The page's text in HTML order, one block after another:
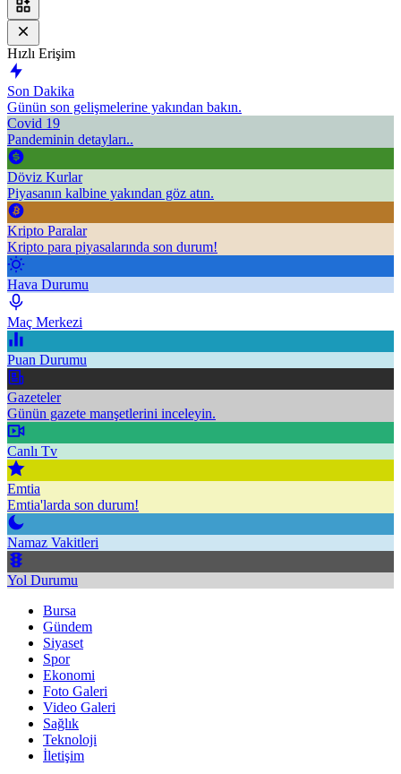
Hızlı Erişim
Son Dakika
Günün son gelişmelerine yakından bakın.
Covid 19
Pandeminin detayları..
Döviz Kurlar
Piyasanın kalbine yakından göz atın.
Kripto Paralar
Kripto para piyasalarında son durum!
Hava Durumu
Maç Merkezi
Puan Durumu
Gazeteler
Günün gazete manşetlerini inceleyin.
Canlı Tv
Emtia
Emtia'larda son durum!
Namaz Vakitleri
Yol Durumu
Bursa
Gündem
Siyaset
Spor
Ekonomi
Foto Galeri
Video Galeri
Sağlık
Teknoloji
İletişim